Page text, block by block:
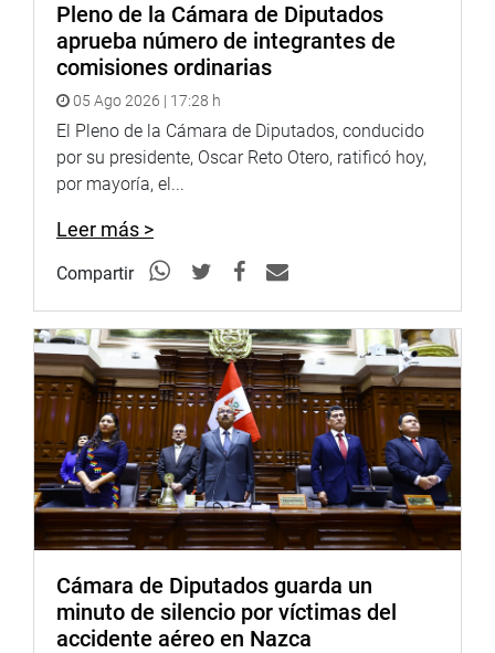
Pleno de la Cámara de Diputados
aprueba número de integrantes de
comisiones ordinarias
05 Ago 2026 | 17:28 h
El Pleno de la Cámara de Diputados, conducido
por su presidente, Oscar Reto Otero, ratificó hoy,
por mayoría, el...
Leer más >
Compartir
Cámara de Diputados guarda un
minuto de silencio por víctimas del
accidente aéreo en Nazca